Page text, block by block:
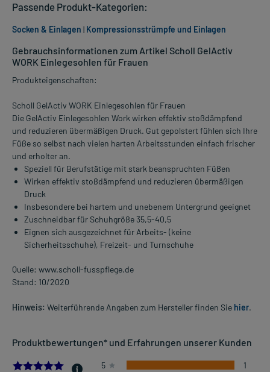
Gebrauchsinformationen zum Artikel Scholl GelActiv
WORK Einlegesohlen für Frauen
Produkteigenschaften:
Scholl GelActiv WORK Einlegesohlen für Frauen
Die GelActiv Einlegesohlen Work wirken effektiv stoßdämpfend
und reduzieren übermäßigen Druck. Gut gepolstert fühlen sich Ihre
Füße so selbst nach vielen harten Arbeitsstunden einfach frischer
und erholter an.
Speziell für Berufstätige mit stark beanspruchten Füßen
Wirken effektiv stoßdämpfend und reduzieren übermäßigen
Druck
Insbesondere bei hartem und unebenem Untergrund geeignet
Zuschneidbar für Schuhgröße 35,5-40,5
Eignen sich ausgezeichnet für Arbeits- (keine
Sicherheitsschuhe), Freizeit- und Turnschuhe
Quelle: www.scholl-fusspflege.de
Stand: 10/2020
Hinweis: Weiterführende Angaben zum Hersteller finden Sie hier.
Produktbewertungen* und Erfahrungen unserer Kunden
5.0 5
1
Passende Produkt-Kategorien:
Socken & Einlagen | Kompressionsstrümpfe und Einlagen